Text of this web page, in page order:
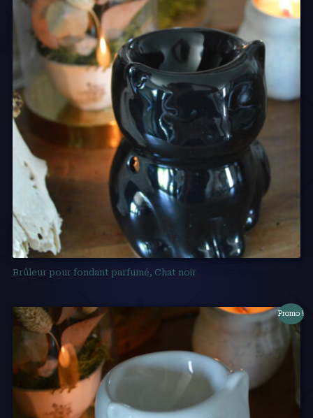
Brûleur pour fondant parfumé, Chat noir
Promo !